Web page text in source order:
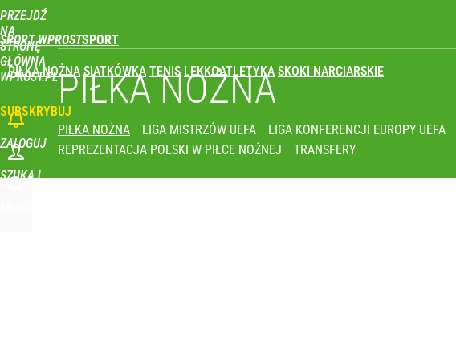
PRZEJDŹ
NA
STRONĘ
GŁÓWNĄ
WPROST.PL
SPORT WPROST
PIŁKA NOŻNA SIATKÓWKA TENIS LEKKOATLETYKA SKOKI NARCIARSKIE
SUBSKRYBUJ
ZALOGUJ
SZUKAJ
Świetne wieści dla kibiców sportu w Polsce! Komisja Europejska
dodaj
PIŁKA NOŻNA
PIŁKA NOŻNA LIGA MISTRZÓW UEFA LIGA KONFERENCJI EUROPY UEFA
REPREZENTACJA POLSKI W PIŁCE NOŻNEJ
TRANSFERY